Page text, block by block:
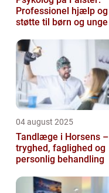
Professionel hjælp og
støtte til børn og unge
04 august 2025
Tandlæge i Horsens –
tryghed, faglighed og
personlig behandling